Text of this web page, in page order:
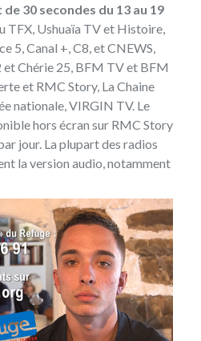
30 secondes du 13 au 19
TFX, Ushuaïa TV et Histoire,
5, Canal +, C8, et CNEWS,
et Chérie 25, BFM TV et BFM
et RMC Story, La Chaine
nationale, VIRGIN TV. Le
hors écran sur RMC Story
jour. La plupart des radios
la version audio, notamment